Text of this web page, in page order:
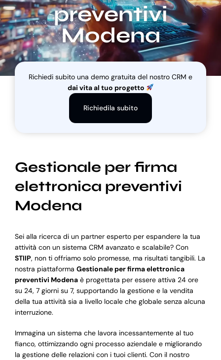
Blog
Supporto
preventivi
Modena
Richiedi subito una demo gratuita del nostro CRM e
dai vita al tuo progetto
Richiedila subito
Gestionale per firma
elettronica preventivi
Modena
Sei alla ricerca di un partner esperto per espandere la tua
attività con un sistema CRM avanzato e scalabile? Con
STIIP, non ti offriamo solo promesse, ma risultati tangibili. La
nostra piattaforma Gestionale per firma elettronica
preventivi Modenaè progettata per essere attiva 24 ore
su 24, 7 giorni su 7, supportando la gestione e la vendita
della tua attività sia a livello locale che globale senza alcuna
interruzione.
Immagina un sistema che lavora incessantemente al tuo
fianco, ottimizzando ogni processo aziendale e migliorando
la gestione delle relazioni con i tuoi clienti. Con il nostro